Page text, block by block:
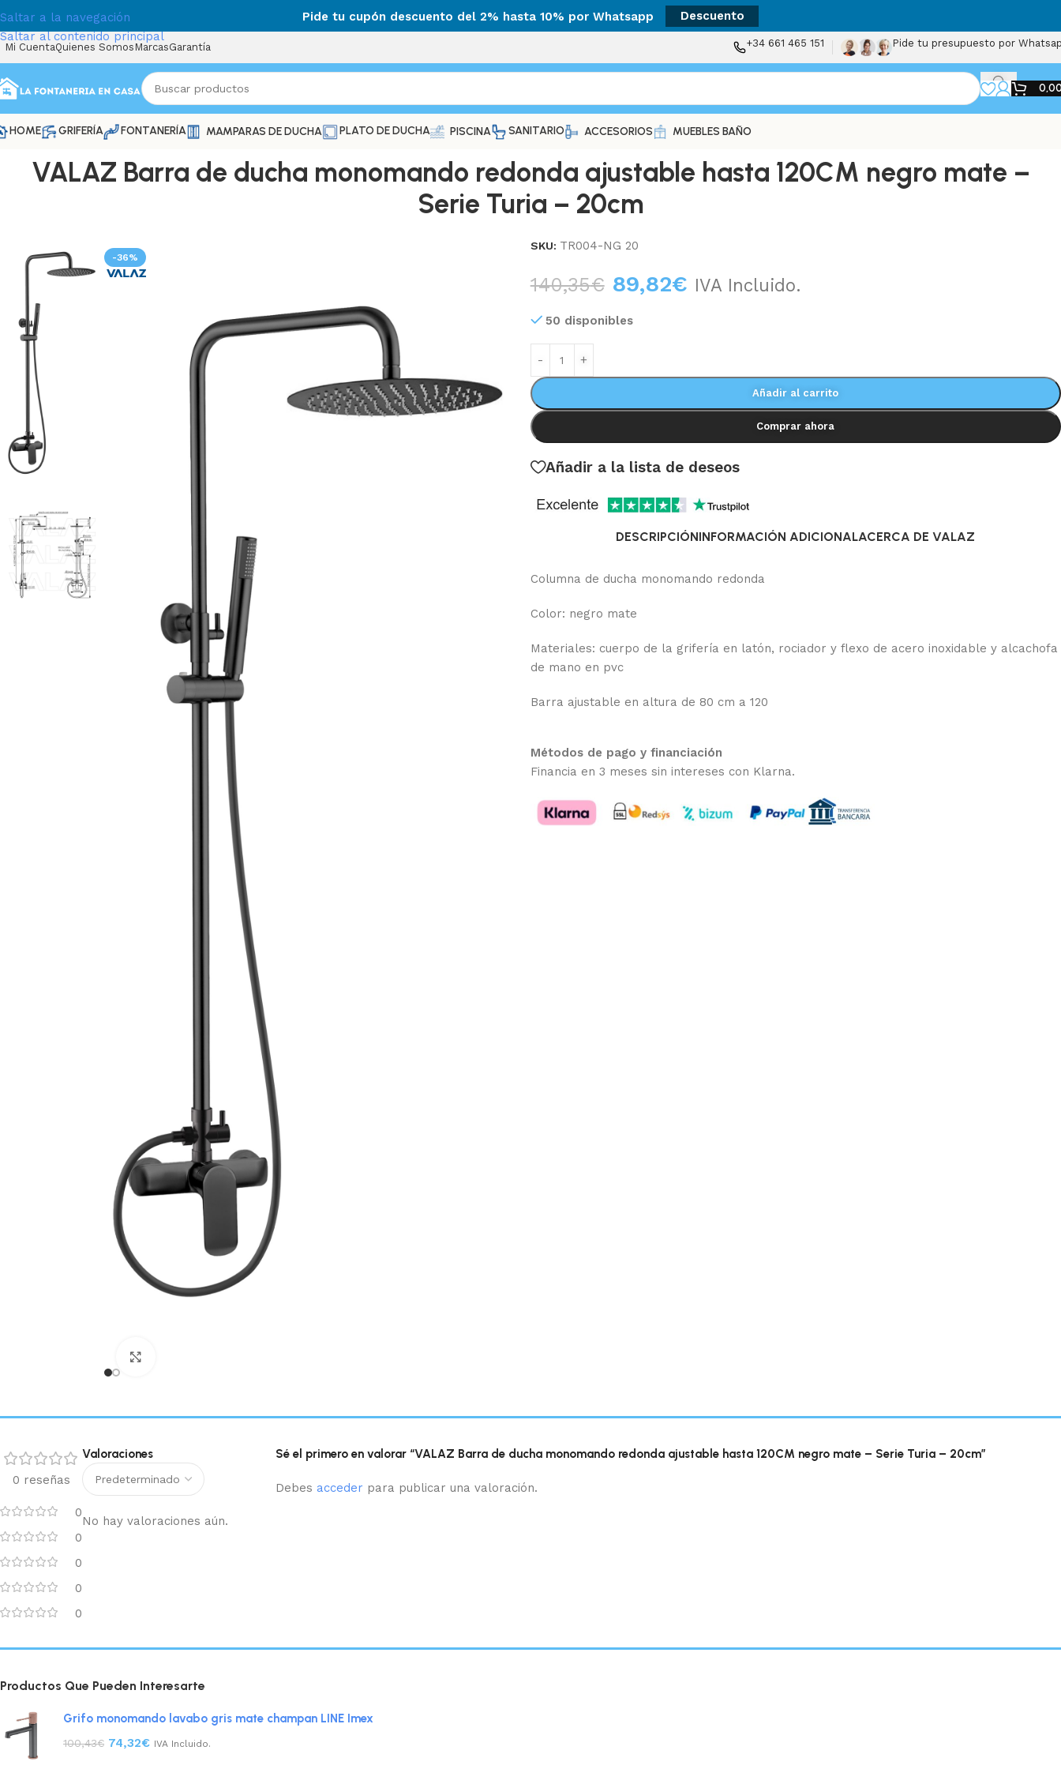
Saltar a la navegación
Saltar al contenido principal
Pide tu cupón descuento del 2% hasta 10% por Whatsapp Descuento
Mi CuentaQuienes Somos MarcasGarantía +34 661 465 151 Pide tu presupuesto por
HOME GRIFERÍA FONTANERÍA MAMPARAS DE DUCHA PLATO DE DUCHA PISCINA SANITARIO ACCESORIOS MUEBLES BAÑO
VALAZ Barra de ducha monomando redonda ajustable hasta 120CM negro mate –
Serie Turia – 20cm
-36%
SKU: TR004-NG 20
140,35€ 89,82€ IVA Incluido.
50 disponibles
Añadir al carrito
Comprar ahora
Añadir a la lista de deseos
DESCRIPCIÓNINFORMACIÓN ADICIONALACERCA DE VALAZ
Columna de ducha monomando redonda
Color: negro mate
Materiales: cuerpo de la grifería en latón, rociador y flexo de acero inoxidable y alcachofa
de mano en pvc
Barra ajustable en altura de 80 cm a 120
Métodos de pago y financiación
Financia en 3 meses sin intereses con Klarna.
0 reseñas
0
0
0
0
0
Valoraciones
No hay valoraciones aún.
Sé el primero en valorar “VALAZ Barra de ducha monomando redonda ajustable hasta 120CM negro mate – Serie Turia – 20cm”
Debes acceder para publicar una valoración.
Productos Que Pueden Interesarte
Grifo monomando lavabo gris mate champan LINE Imex
100,43€ 74,32€ IVA Incluido.